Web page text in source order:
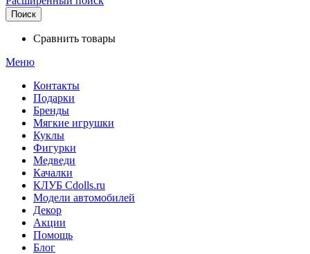
Поиск
Сравнить товары
Меню
Контакты
Подарки
Бренды
Мягкие игрушки
Куклы
Фигурки
Медведи
Качалки
КЛУБ Cdolls.ru
Модели автомобилей
Декор
Акции
Помощь
Блог